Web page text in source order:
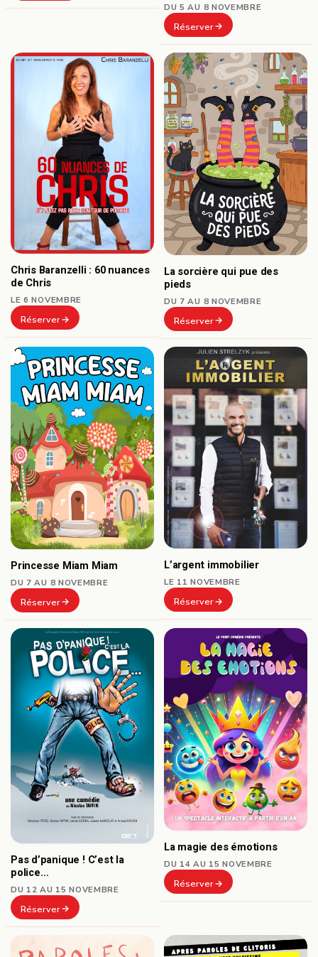
DU 5 AU 8 NOVEMBRE
Réserver
Chris Baranzelli : 60 nuances
de Chris
LE 6 NOVEMBRE
Réserver
La sorcière qui pue des
pieds
DU 7 AU 8 NOVEMBRE
Réserver
Princesse Miam Miam
DU 7 AU 8 NOVEMBRE
Réserver
L’argent immobilier
LE 11 NOVEMBRE
Réserver
Pas d’panique ! C’est la
police…
DU 12 AU 15 NOVEMBRE
Réserver
La magie des émotions
DU 14 AU 15 NOVEMBRE
Réserver